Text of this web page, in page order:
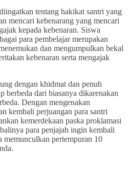
tentang hakikat santri yang
mencari kebenarang yang mencari
kepada kebenaran. Siswa
para pembelajar merupakan
dan mengumpulkan bekal
kebenaran serta mengajak
dengan khidmat dan penuh
berbeda dari biasanya dikarenakan
Dengan mengenakan
kembali perjuangan para santri
kemerdekaan paska proklamasi
para penjajah ingin kembali
memunculkan pertempuran 10